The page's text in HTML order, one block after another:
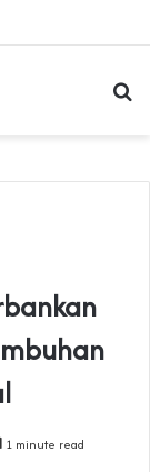
1 minute read